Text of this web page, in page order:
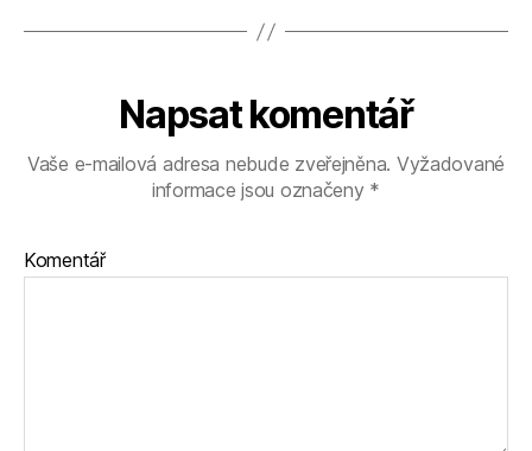
Napsat komentář
Vaše e-mailová adresa nebude zveřejněna. Vyžadované
informace jsou označeny *
Komentář